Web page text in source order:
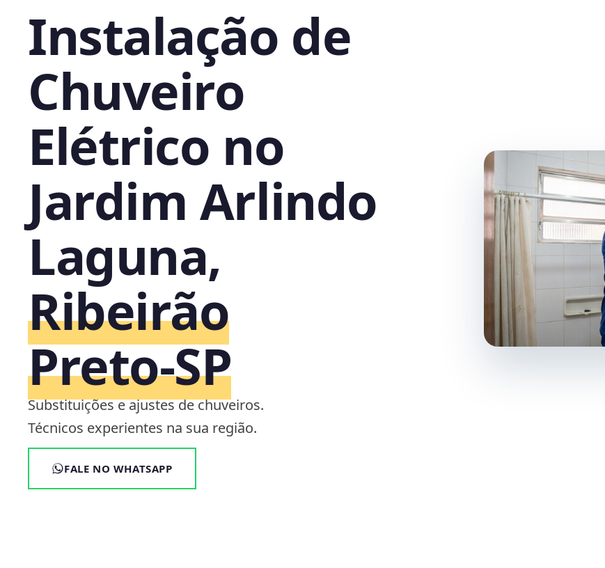
Instalação de
Chuveiro
Elétrico no
Jardim Arlindo
Laguna,
Ribeirão
Preto‑SP
Substituições e ajustes de chuveiros.
Técnicos experientes na sua região.
FALE NO WHATSAPP